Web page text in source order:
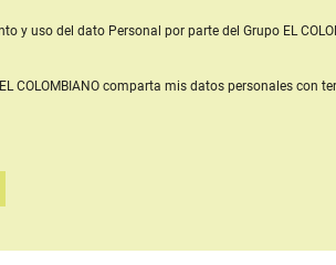
y uso del dato Personal por parte del Grupo EL
COLOMBIANO comparta mis datos personales con